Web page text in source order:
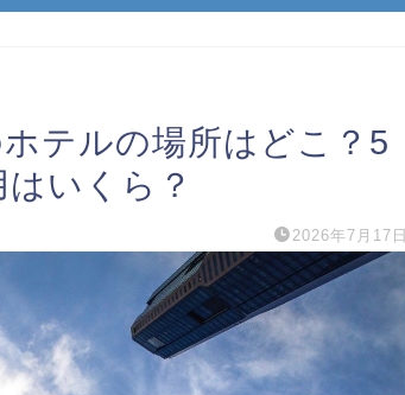
テルの場所はどこ？5
いくら？
2026年7月17日